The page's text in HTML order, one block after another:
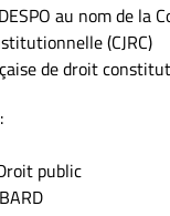
au nom de la
(CJRC)
de droit
public